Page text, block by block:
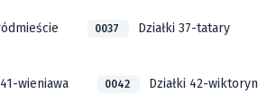
0037 Działki 37-tatary
wieniawa 0042 Działki 42-wiktoryn